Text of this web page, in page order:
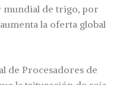
mundial de trigo, por
la oferta global
de Procesadores de